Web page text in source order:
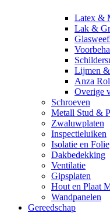
Latex &
Lak &
Lijmen
Anza
Overige
Schroeven
Metall Stud &
Zwaluwplaten
Inspectieluiken
Isolatie en Folie
Dakbedekking
Ventilatie
Gipsplaten
Hout en Plaat
Wandpanelen
Gereedschap